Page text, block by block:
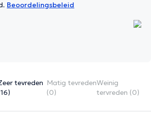
Beoordelingsbeleid
tevreden Matig tevreden
(0)
Weinig
tervreden (0)